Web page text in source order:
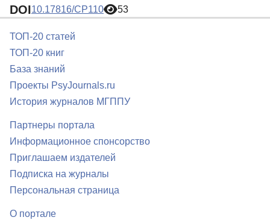
DOI10.17816/CP110 53
ТОП-20 статей
ТОП-20 книг
База знаний
Проекты PsyJournals.ru
История журналов МГППУ
Партнеры портала
Информационное спонсорство
Приглашаем издателей
Подписка на журналы
Персональная страница
О портале